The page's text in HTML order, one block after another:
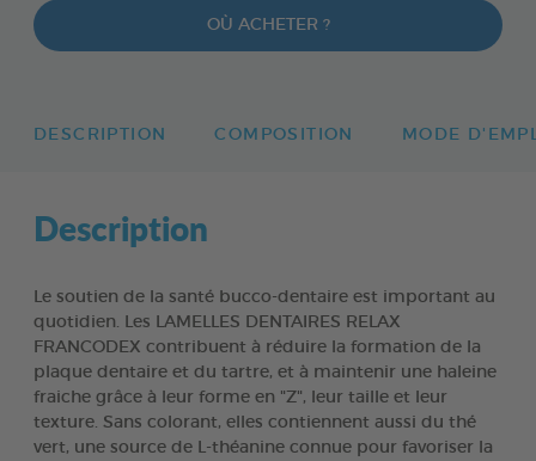
OÙ ACHETER ?
DESCRIPTION COMPOSITION MODE
Description
Le soutien de la santé bucco-dentaire est important au
quotidien. Les LAMELLES DENTAIRES RELAX
FRANCODEX contribuent à réduire la formation de la
plaque dentaire et du tartre, et à maintenir une haleine
fraiche grâce à leur forme en "Z", leur taille et leur
texture. Sans colorant, elles contiennent aussi du thé
vert, une source de L-théanine connue pour favoriser la